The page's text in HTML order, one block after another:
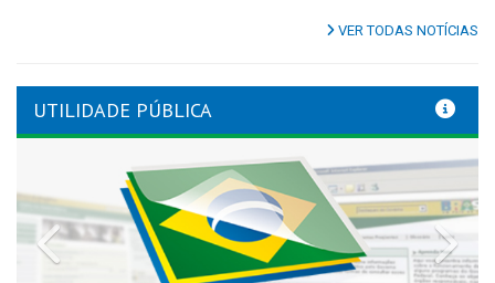
VER TODAS NOTÍCIAS
UTILIDADE PÚBLICA
Previous